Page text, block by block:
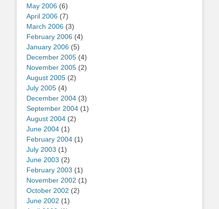
May 2006 (6)
April 2006 (7)
March 2006 (3)
February 2006 (4)
January 2006 (5)
December 2005 (4)
November 2005 (2)
August 2005 (2)
July 2005 (4)
December 2004 (3)
September 2004 (1)
August 2004 (2)
June 2004 (1)
February 2004 (1)
July 2003 (1)
June 2003 (2)
February 2003 (1)
November 2002 (1)
October 2002 (2)
June 2002 (1)